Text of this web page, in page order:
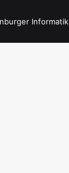
Informatik